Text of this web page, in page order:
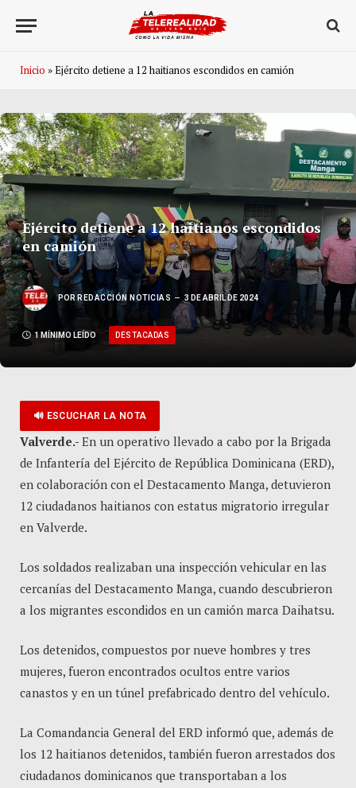
Inicio »Ejército detiene a 12 haitianos escondidos en camión
Ejército detiene a 12 haitianos escondidos
en camión
POR REDACCIÓN NOTICIAS 3 DE ABRIL DE 2024
1 MÍNIMO LEÍDO DESTACADAS
🔊 ESCUCHAR LA NOTA
Valverde.- En un operativo llevado a cabo por la Brigada
de Infantería del Ejército de República Dominicana (ERD),
en colaboración con el Destacamento Manga, detuvieron
12 ciudadanos haitianos con estatus migratorio irregular
en Valverde.
Los soldados realizaban una inspección vehicular en las
cercanías del Destacamento Manga, cuando descubrieron
a los migrantes escondidos en un camión marca Daihatsu.
Los detenidos, compuestos por nueve hombres y tres
mujeres, fueron encontrados ocultos entre varios
canastos y en un túnel prefabricado dentro del vehículo.
La Comandancia General del ERD informó que, además de
los 12 haitianos detenidos, también fueron arrestados dos
ciudadanos dominicanos que transportaban a los